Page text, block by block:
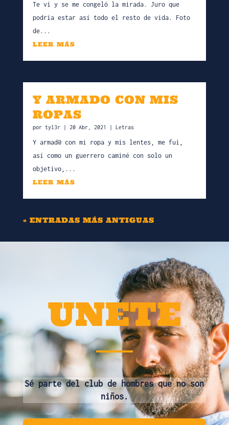
Te vi y se me congeló la mirada. Juro que
podría estar así todo el resto de vida. Foto
de...
LEER MÁS
Y ARMADO CON MIS
ROPAS
por tyl3r| 20 Abr, 2021 | Letras
Y armad@ con mi ropa y mis lentes, me fui,
así como un guerrero caminé con solo un
objetivo,...
LEER MÁS
« ENTRADAS MÁS ANTIGUAS
UNETE
Sé parte del club de hombres que no son
niños.